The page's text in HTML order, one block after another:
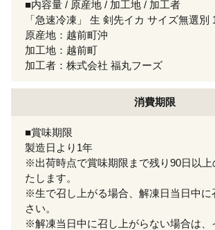
■内容量 / 原産地 / 加工地 / 加工者
「急速冷凍」 生 剣先イカ サイズ無選別
原産地：越前町沖
加工地：越前町
加工者：株式会社 福丸フーズ
消費期限
■賞味期限
製造日より1年
※出荷時点で賞味期限まで残り90日以上
たします。
※生で召し上がる場合、解凍日当日中に
さい。
※解凍当日中に召し上がらない場合は、